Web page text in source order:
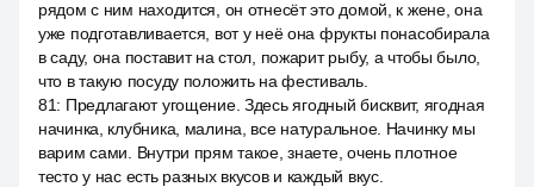
рядом с ним находится, он отнесёт это домой, к жене, она
уже подготавливается, вот у неё она фрукты понасобирала
в саду, она поставит на стол, пожарит рыбу, а чтобы было,
что в такую посуду положить на фестиваль.
81: Предлагают угощение. Здесь ягодный бисквит, ягодная
начинка, клубника, малина, все натуральное. Начинку мы
варим сами. Внутри прям такое, знаете, очень плотное
тесто у нас есть разных вкусов и каждый вкус.